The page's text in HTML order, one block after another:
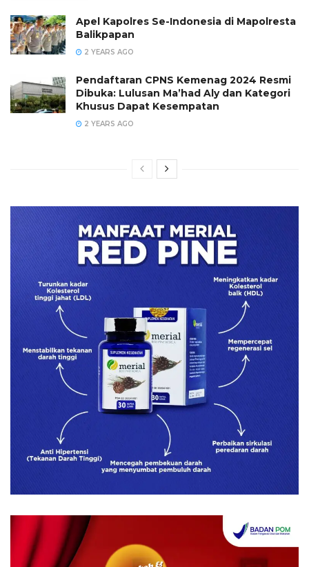
Apel Kapolres Se-Indonesia di Mapolresta
Balikpapan
2 YEARS AGO
Pendaftaran CPNS Kemenag 2024 Resmi
Dibuka: Lulusan Ma’had Aly dan Kategori
Khusus Dapat Kesempatan
2 YEARS AGO